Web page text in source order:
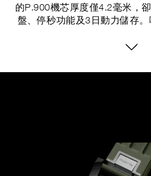
的P.900機芯厚度僅4.2毫米，
盤、停秒功能及3日動力儲存
與300米防水性能則為其精巧
PAM快速裝卸系統™，可輕鬆
Image